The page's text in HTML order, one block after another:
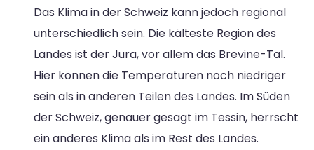
Das Klima in der Schweiz kann jedoch regional
unterschiedlich sein. Die kälteste Region des
Landes ist der Jura, vor allem das Brevine-Tal.
Hier können die Temperaturen noch niedriger
sein als in anderen Teilen des Landes. Im Süden
der Schweiz, genauer gesagt im Tessin, herrscht
ein anderes Klima als im Rest des Landes.